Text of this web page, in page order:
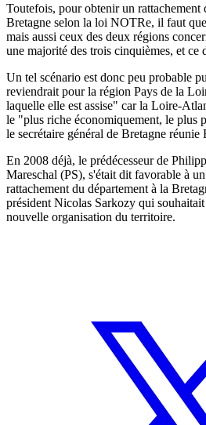
Toutefois, pour obtenir un
Bretagne selon la loi NOTRe, il faut
mais aussi ceux des deux régions
une majorité des trois cinquièmes, et ce
Un tel scénario est donc peu probable
reviendrait pour la région Pays de la
laquelle elle est assise" car la Loire-
le "plus riche économiquement, le plus
le secrétaire général de Bretagne
En 2008 déjà, le prédécesseur de
Mareschal (PS), s'était dit favorable à
rattachement du département à la
président Nicolas Sarkozy qui
nouvelle organisation du territoire.